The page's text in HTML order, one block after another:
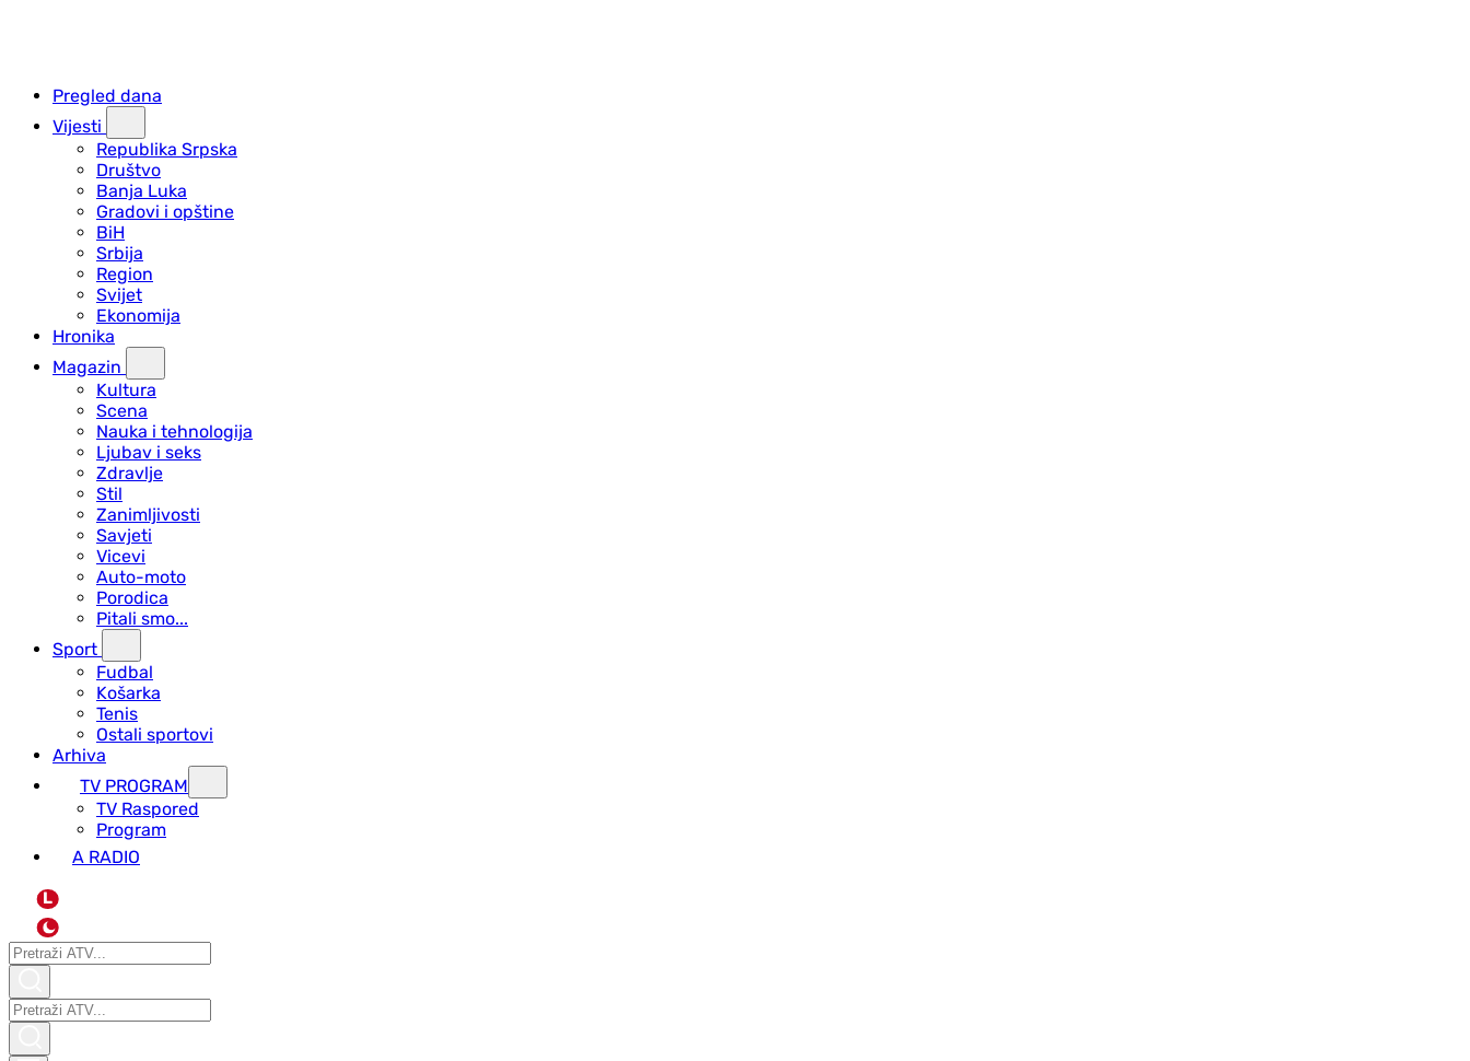
Pregled dana
Vijesti
Republika Srpska
Društvo
Banja Luka
Gradovi i opštine
BiH
Srbija
Region
Svijet
Ekonomija
Hronika
Magazin
Kultura
Scena
Nauka i tehnologija
Ljubav i seks
Zdravlje
Stil
Zanimljivosti
Savjeti
Vicevi
Auto-moto
Porodica
Pitali smo...
Sport
Fudbal
Košarka
Tenis
Ostali sportovi
Arhiva
TV PROGRAM
ТV Raspored
Program
A RADIO
L